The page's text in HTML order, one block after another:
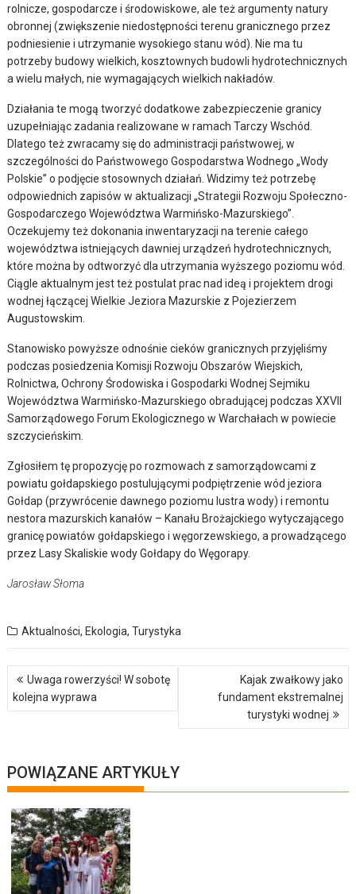
rolnicze, gospodarcze i środowiskowe, ale też argumenty natury
obronnej (zwiększenie niedostępności terenu granicznego przez
podniesienie i utrzymanie wysokiego stanu wód). Nie ma tu
potrzeby budowy wielkich, kosztownych budowli hydrotechnicznych
a wielu małych, nie wymagających wielkich nakładów.
Działania te mogą tworzyć dodatkowe zabezpieczenie granicy
uzupełniając zadania realizowane w ramach Tarczy Wschód.
Dlatego też zwracamy się do administracji państwowej, w
szczególności do Państwowego Gospodarstwa Wodnego „Wody
Polskie” o podjęcie stosownych działań. Widzimy też potrzebę
odpowiednich zapisów w aktualizacji „Strategii Rozwoju Społeczno-
Gospodarczego Województwa Warmińsko-Mazurskiego”.
Oczekujemy też dokonania inwentaryzacji na terenie całego
województwa istniejących dawniej urządzeń hydrotechnicznych,
które można by odtworzyć dla utrzymania wyższego poziomu wód.
Ciągle aktualnym jest też postulat prac nad ideą i projektem drogi
wodnej łączącej Wielkie Jeziora Mazurskie z Pojezierzem
Augustowskim.
Stanowisko powyższe odnośnie cieków granicznych przyjęliśmy
podczas posiedzenia Komisji Rozwoju Obszarów Wiejskich,
Rolnictwa, Ochrony Środowiska i Gospodarki Wodnej Sejmiku
Województwa Warmińsko-Mazurskiego obradującej podczas XXVII
Samorządowego Forum Ekologicznego w Warchałach w powiecie
szczycieńskim.
Zgłosiłem tę propozycję po rozmowach z samorządowcami z
powiatu gołdapskiego postulującymi podpiętrzenie wód jeziora
Gołdap (przywrócenie dawnego poziomu lustra wody) i remontu
nestora mazurskich kanałów – Kanału Brożajckiego wytyczającego
granicę powiatów gołdapskiego i węgorzewskiego, a prowadzącego
przez Lasy Skaliskie wody Gołdapy do Węgorapy.
Jarosław Słoma
Aktualności, Ekologia,Turystyka
Nawigacja
wpisu
Uwaga rowerzyści! W sobotę
kolejna wyprawa
Kajak zwałkowy jako
fundament ekstremalnej
turystyki wodnej
POWIĄZANE ARTYKUŁY